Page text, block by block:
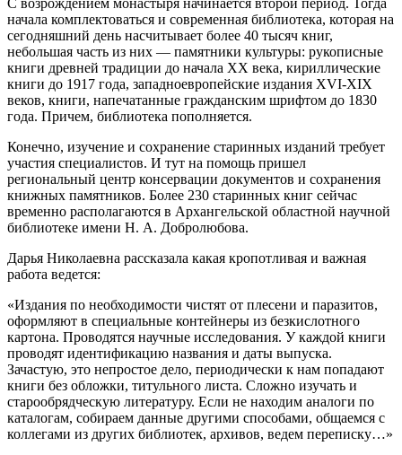
начала комплектоваться и современная библиотека, которая на
сегодняшний день насчитывает более 40 тысяч книг,
небольшая часть из них — памятники культуры: рукописные
книги древней традиции до начала XX века, кириллические
книги до 1917 года, западноевропейские издания XVI-XIX
веков, книги, напечатанные гражданским шрифтом до 1830
года. Причем, библиотека пополняется.
Конечно, изучение и сохранение старинных изданий требует
участия специалистов. И тут на помощь пришел
региональный центр консервации документов и сохранения
книжных памятников. Более 230 старинных книг сейчас
временно располагаются в Архангельской областной научной
библиотеке имени Н. А. Добролюбова.
Дарья Николаевна рассказала какая кропотливая и важная
работа ведется:
«Издания по необходимости чистят от плесени и паразитов,
оформляют в специальные контейнеры из безкислотного
картона. Проводятся научные исследования. У каждой книги
проводят идентификацию названия и даты выпуска.
Зачастую, это непростое дело, периодически к нам попадают
книги без обложки, титульного листа. Сложно изучать и
старообрядческую литературу. Если не находим аналоги по
каталогам, собираем данные другими способами, общаемся с
коллегами из других библиотек, архивов, ведем переписку…»